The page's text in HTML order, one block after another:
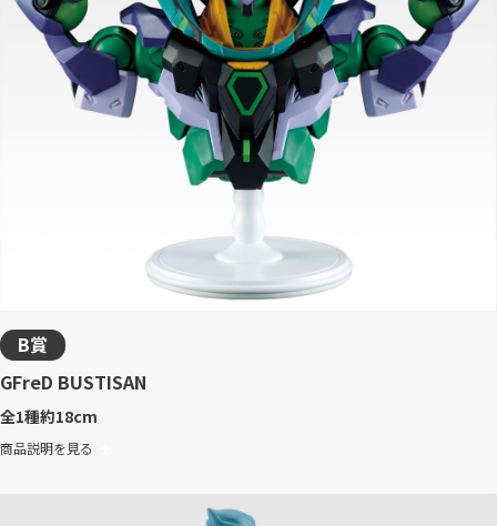
B賞
GFreD BUSTISAN
全1種約18cm
商品説明を見る